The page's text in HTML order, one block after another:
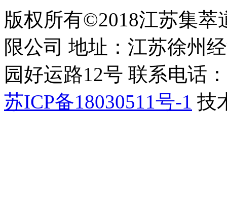
版权所有©2018江苏集
限公司 地址：江苏徐州
园好运路12号 联系电话
苏ICP备18030511号-1 技